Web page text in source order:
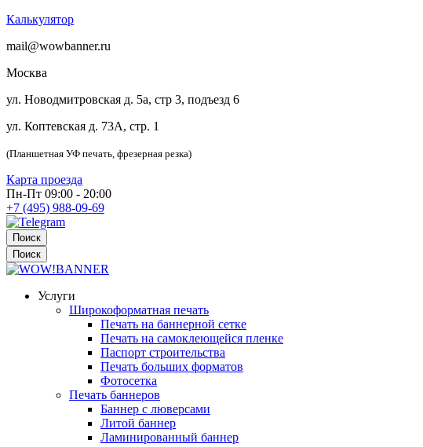
Калькулятор
mail@wowbanner.ru
Москва
ул. Новодмитровская д. 5а, стр 3, подъезд 6
ул. Коптевская д. 73А, стр. 1
(Планшетная УФ печать, фрезерная резка)
Карта проезда
Пн-Пт 09:00 - 20:00
+7 (495) 988-09-69
Поиск
Поиск
Услуги
Широкоформатная печать
Печать на баннерной сетке
Печать на самоклеющейся пленке
Паспорт строительства
Печать больших форматов
Фотосетка
Печать баннеров
Баннер с люверсами
Литой баннер
Ламинированный баннер